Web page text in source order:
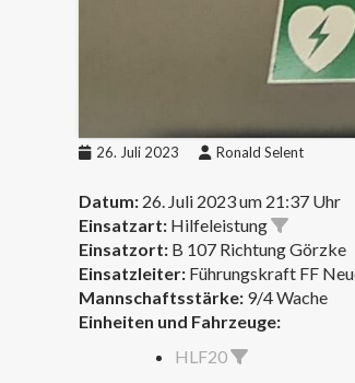
26. Juli 2023 Ronald Selent
Datum: 26. Juli 2023 um 21:37 Uhr
Einsatzart: Hilfeleistung
Einsatzort: B 107 Richtung Görzke
Einsatzleiter: Führungskraft FF
Mannschaftsstärke: 9/4 Wache
Einheiten und Fahrzeuge:
HLF20